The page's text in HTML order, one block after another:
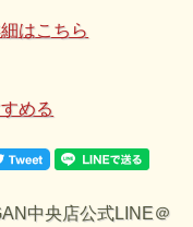
業で行っている為、画像と
めご了承ください。
)
ています。ブラウン管や液
て見えますことをご了承く
はこちら
める
中央店公式LINE＠